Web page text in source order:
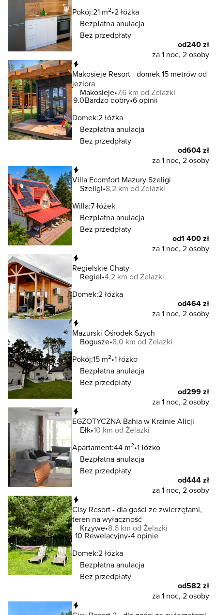
Pokój:21 m2 2 łóżka
Bezpłatna anulacja
Bez przedpłaty
od240 zł
za 1 noc, 2 osoby
Makosieje Resort - domek 15 metrów od
jeziora
Makosieje 7,6 km od Żelazki
9.0Bardzo dobry 6 opinii
Domek:2 łóżka
Bezpłatna anulacja
Bez przedpłaty
od604 zł
za 1 noc, 2 osoby
Villa Ecomfort Mazury Szeligi
Szeligi 8,2 km od Żelazki
Willa:7 łóżek
Bezpłatna anulacja
Bez przedpłaty
od1 400 zł
za 1 noc, 2 osoby
Regielskie Chaty
Regiel 4,2 km od Żelazki
Domek:2 łóżka
od464 zł
za 1 noc, 2 osoby
Mazurski Ośrodek Szych
Bogusze 8,0 km od Żelazki
Pokój:15 m2 1 łóżko
Bezpłatna anulacja
Bez przedpłaty
od299 zł
za 1 noc, 2 osoby
EGZOTYCZNA Bahia w Krainie Alicji
Ełk 10 km od Żelazki
Apartament:44 m2 1 łóżko
Bezpłatna anulacja
Bez przedpłaty
od444 zł
za 1 noc, 2 osoby
Cisy Resort - dla gości ze zwierzętami,
teren na wyłączność
Krzywe 8,6 km od Żelazki
10 Rewelacyjny 4 opinie
Domek:2 łóżka
Bezpłatna anulacja
Bez przedpłaty
od582 zł
za 1 noc, 2 osoby